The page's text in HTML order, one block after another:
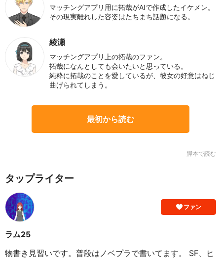
マッチングアプリ用に拓哉がAIで作成したイケメン。
その現実離れした容姿はたちまち話題になる。
綾瀬
マッチングアプリ上の拓哉のファン。
拓哉になんとしても会いたいと思っている。
純粋に拓哉のことを愛しているが、彼女の好意はねじ
曲げられてしまう。
最初から読む
脚本で読む
タップライター
ファン
ラム25
物書き見習いです。普段はノベプラで書いてます。 SF、ヒ